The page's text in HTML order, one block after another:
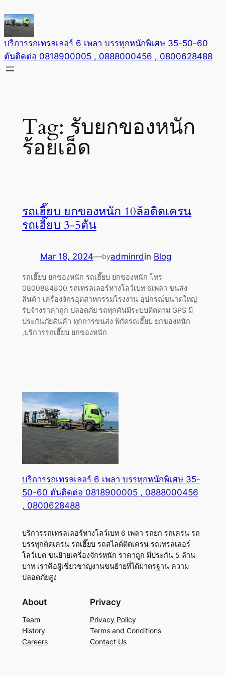
to
content
บริการรถเทรลเลอร์ 6 เพลา บรรทุกหนักพิเศษ 35-50-60
ตันติดต่อ 0818900005 , 0888000456 , 0800628488
Tag: รับยกของหนัก
ร้อยเอ็ด
รถเฮี๊ยบ ยกของหนัก 10ล้อติดเครน
รถเฮี๊ยบ 3-5ตัน
Mar 18, 2024—byadminrdin Blog
รถเฮี๊ยบ ยกของหนัก รถเฮี๊ยบ ยกของหนัก โทร
0800884800 รถเทรลเลอร์หางโลว์เบท 6เพลา ขนส่ง
สินค้า เครื่องจักรอุตสาหกรรมโรงงาน อุปกรณ์ขนาดใหญ่
รับจ้างราคาถูก ปลอดภัย รถทุกคันมีระบบติดตาม GPS มี
ประกันภัยสินค้า ทุกการขนส่ง พิกัดรถเฮี๊ยบ ยกของหนัก
,บริการรถเฮี๊ยบ ยกของหนัก
บริการรถเทรลเลอร์ 6 เพลา บรรทุกหนักพิเศษ 35-
50-60 ตันติดต่อ 0818900005 , 0888000456
, 0800628488
บริการรถเทรลเลอร์หางโลว์เบท 6 เพลา รถยก รถเครน รถ
บรรทุกติดเครน รถเฮี๊ยบ รถสไลด์ติดเครน รถเทรลเลอร์
โลว์เบด ขนย้ายเครื่องจักรหนัก ราคาถูก มีประกัน 5 ล้าน
บาท เราคือผู้เชี่ยวชาญงานขนย้ายที่ได้มาตรฐาน ความ
ปลอดภัยสูง
About
Team
History
Careers
Privacy
Privacy Policy
Terms and Conditions
Contact Us